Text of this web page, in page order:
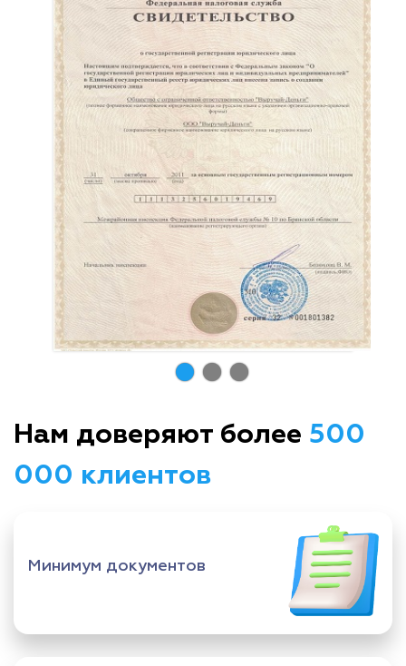
Нам доверяют более 500
000 клиентов
Минимум документов